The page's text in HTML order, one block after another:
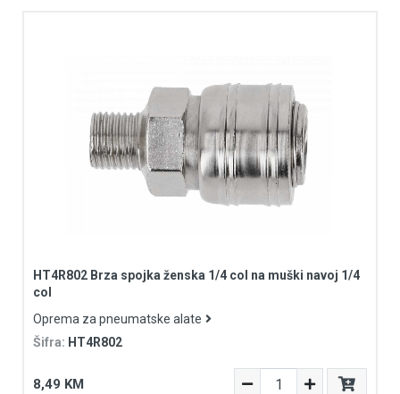
HT4R802 Brza spojka ženska 1/4 col na muški navoj 1/4
col
Oprema za pneumatske alate
Šifra: HT4R802
8,49 KM